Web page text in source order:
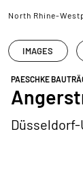
North Rhine-
IMAGES
PAESCHKE